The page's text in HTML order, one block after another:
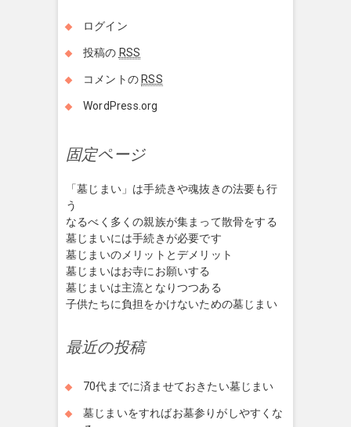
ログイン
投稿の RSS
コメントの RSS
WordPress.org
固定ページ
「墓じまい」は手続きや魂抜きの法要も行
う
なるべく多くの親族が集まって散骨をする
墓じまいには手続きが必要です
墓じまいのメリットとデメリット
墓じまいはお寺にお願いする
墓じまいは主流となりつつある
子供たちに負担をかけないための墓じまい
最近の投稿
70代までに済ませておきたい墓じまい
墓じまいをすればお墓参りがしやすくな